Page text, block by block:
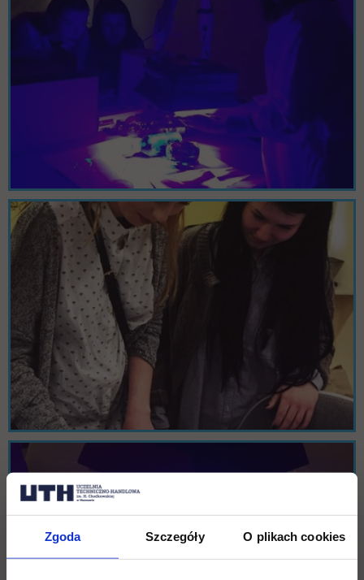
Zgoda Szczegóły O plikach cookies